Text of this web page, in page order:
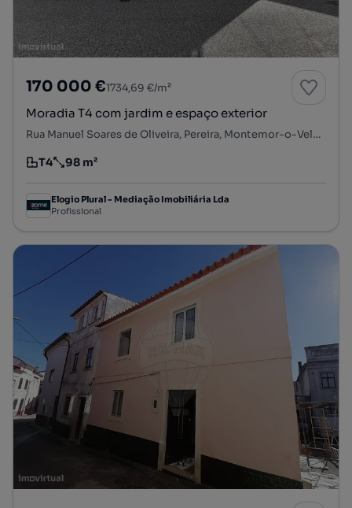
170 000 €1734,69 €/m²
Moradia T4 com jardim e espaço exterior
Rua Manuel Soares de Oliveira, Pereira, Montemor-o-Velho, Coimbra
Tipologia
T4
Preço por metro quadrado
98 m²
Elogio Plural - Mediação Imobiliária Lda
Profissional